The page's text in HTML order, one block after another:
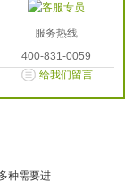
新闻中心
种需要进
客服专员
服务热线
400-831-0059
给我们留言